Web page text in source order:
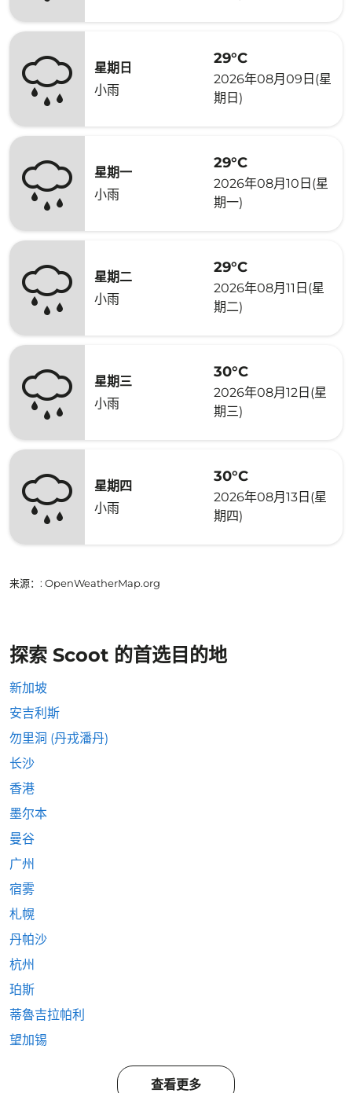
星期日
小雨
29°C
2026年08月09日(星
期日)
星期一
小雨
29°C
2026年08月10日(星
期一)
星期二
小雨
29°C
2026年08月11日(星
期二)
星期三
小雨
30°C
2026年08月12日(星
期三)
星期四
小雨
30°C
2026年08月13日(星
期四)
来源： : OpenWeatherMap.org
探索 Scoot 的首选目的地
新加坡
安吉利斯
勿里洞 (丹戎潘丹)
长沙
香港
墨尔本
曼谷
广州
宿雾
札幌
丹帕沙
杭州
珀斯
蒂魯吉拉帕利
望加锡
查看更多